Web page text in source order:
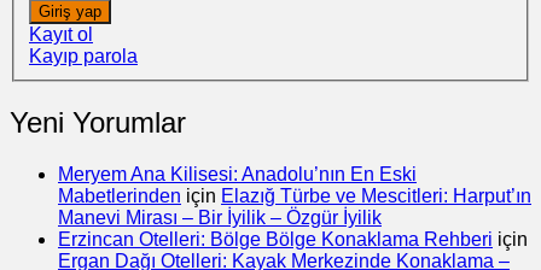
Giriş yap
Kayıt ol
Kayıp parola
Yeni Yorumlar
Meryem Ana Kilisesi: Anadolu’nın En Eski
Mabetlerinden için Elazığ Türbe ve Mescitleri: Harput’ın
Manevi Mirası – Bir İyilik – Özgür İyilik
Erzincan Otelleri: Bölge Bölge Konaklama Rehberi için
Ergan Dağı Otelleri: Kayak Merkezinde Konaklama –